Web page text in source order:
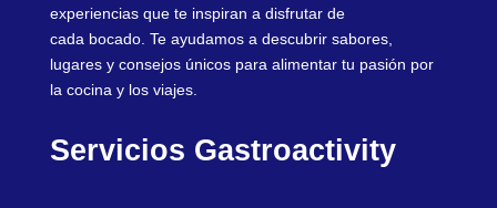
experiencias que te inspiran a disfrutar de
cada bocado. Te ayudamos a descubrir sabores,
lugares y consejos únicos para alimentar tu pasión por
la cocina y los viajes.
Servicios Gastroactivity